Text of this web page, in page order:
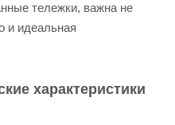
тележки, важна не
и идеальная
характеристики